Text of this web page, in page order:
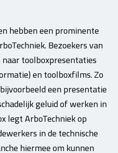
hebben een prominente
Bezoekers van
toolboxpresentaties
en toolboxfilms. Zo
een presentatie
geluid of werken in
legt ArboTechniek op
in de technische
hiermee om kunnen